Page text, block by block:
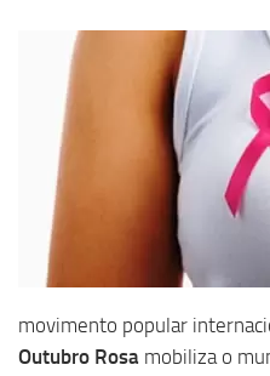
movimento popular
Outubro Rosa mobiliza o